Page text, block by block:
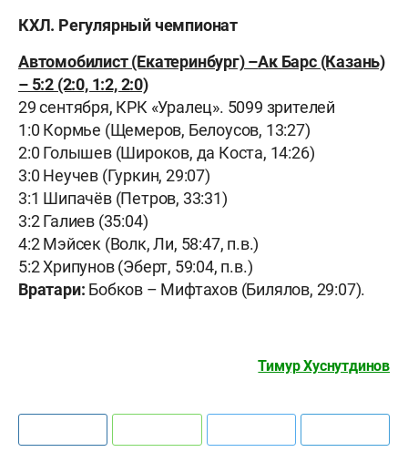
КХЛ. Регулярный чемпионат
Автомобилист (Екатеринбург) –Ак Барс (Казань)
– 5:2 (2:0, 1:2, 2:0)
29 сентября, КРК «Уралец». 5099 зрителей
1:0 Кормье (Щемеров, Белоусов, 13:27)
2:0 Голышев (Широков, да Коста, 14:26)
3:0 Неучев (Гуркин, 29:07)
3:1 Шипачёв (Петров, 33:31)
3:2 Галиев (35:04)
4:2 Мэйсек (Волк, Ли, 58:47, п.в.)
5:2 Хрипунов (Эберт, 59:04, п.в.)
Вратари: Бобков – Мифтахов (Билялов, 29:07).
Тимур Хуснутдинов